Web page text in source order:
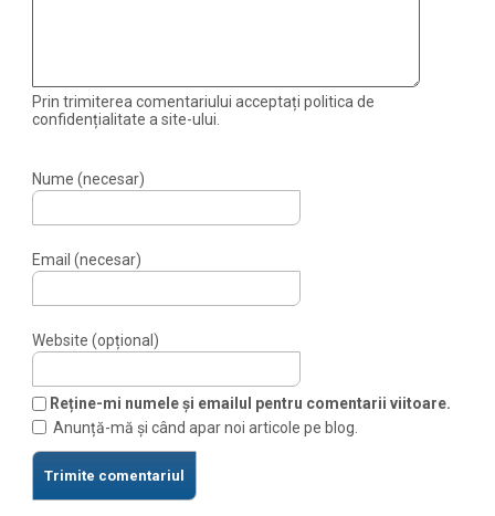
Prin trimiterea comentariului acceptați politica de
confidențialitate a site-ului.
Nume (necesar)
Email (necesar)
Website (opțional)
Reține-mi numele și emailul pentru comentarii viitoare.
Anunță-mă și când apar noi articole pe blog.